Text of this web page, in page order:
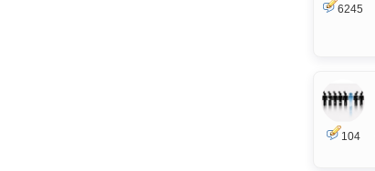
6245
104